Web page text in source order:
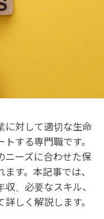
に対して適切な生命
する専門職です。
ニーズに合わせた保
す。本記事では、
、必要なスキル、
しく解説します。